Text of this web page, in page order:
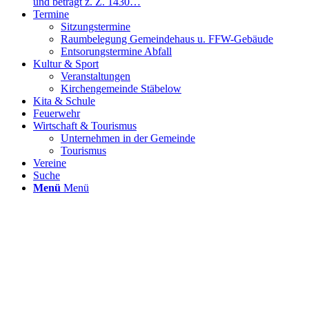
Termine
Sitzungstermine
Raumbelegung Gemeindehaus u. FFW-Gebäude
Entsorungstermine Abfall
Kultur & Sport
Veranstaltungen
Kirchengemeinde Stäbelow
Kita & Schule
Feuerwehr
Wirtschaft & Tourismus
Unternehmen in der Gemeinde
Tourismus
Vereine
Suche
Menü Menü